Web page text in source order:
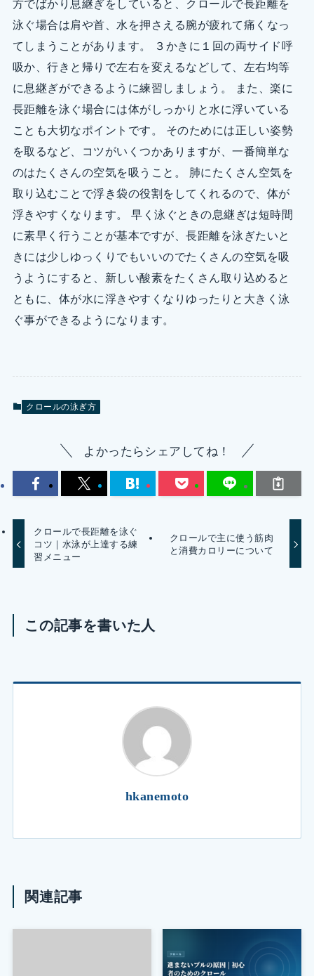
方でばかり息継ぎをしていると、クロールで長距離を
泳ぐ場合は肩や首、水を押さえる腕が疲れて痛くなっ
てしまうことがあります。 ３かきに１回の両サイド呼
吸か、行きと帰りで左右を変えるなどして、左右均等
に息継ぎができるように練習しましょう。 また、楽に
長距離を泳ぐ場合には体がしっかりと水に浮いている
ことも大切なポイントです。 そのためには正しい姿勢
を取るなど、コツがいくつかありますが、一番簡単な
のはたくさんの空気を吸うこと。 肺にたくさん空気を
取り込むことで浮き袋の役割をしてくれるので、体が
浮きやすくなります。 早く泳ぐときの息継ぎは短時間
に素早く行うことが基本ですが、長距離を泳ぎたいと
きには少しゆっくりでもいいのでたくさんの空気を吸
うようにすると、新しい酸素をたくさん取り込めると
ともに、体が水に浮きやすくなりゆったりと大きく泳
ぐ事ができるようになります。
クロールの泳ぎ方
よかったらシェアしてね！
クロールで長距離を泳ぐ
コツ｜水泳が上達する練
習メニュー
クロールで主に使う筋肉
と消費カロリーについて
この記事を書いた人
hkanemoto
関連記事